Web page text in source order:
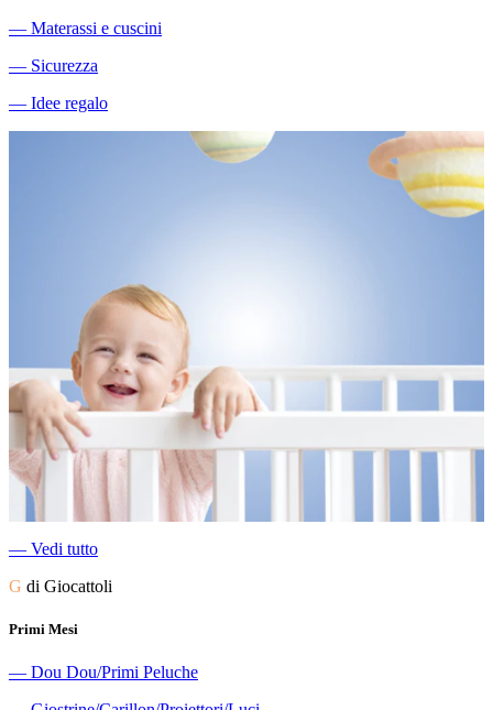
― Materassi e cuscini
― Sicurezza
― Idee regalo
― Vedi tutto
G di Giocattoli
Primi Mesi
― Dou Dou/Primi Peluche